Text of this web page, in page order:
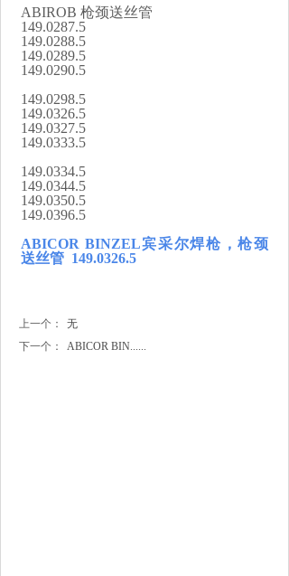
ABIROB 枪颈送丝管
149.0287.5
149.0288.5
149.0289.5
149.0290.5
149.0298.5
149.0326.5
149.0327.5
149.0333.5
149.0334.5
149.0344.5
149.0350.5
149.0396.5
ABICOR BINZEL宾采尔焊枪，枪颈
送丝管 149.0326.5
上一个：
无
下一个：
ABICOR BIN......